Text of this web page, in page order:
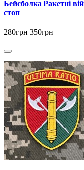
Бейсболка Ракетні
стоп
280грн 350грн